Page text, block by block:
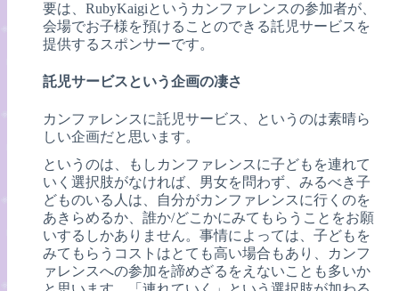
要は、RubyKaigiというカンファレンスの参加者が、
会場でお子様を預けることのできる託児サービスを
提供するスポンサーです。
託児サービスという企画の凄さ
カンファレンスに託児サービス、というのは素晴ら
しい企画だと思います。
というのは、もしカンファレンスに子どもを連れて
いく選択肢がなければ、男女を問わず、みるべき子
どものいる人は、自分がカンファレンスに行くのを
あきらめるか、誰か/どこかにみてもらうことをお願
いするしかありません。事情によっては、子どもを
みてもらうコストはとても高い場合もあり、カンフ
ァレンスへの参加を諦めざるをえないことも多いか